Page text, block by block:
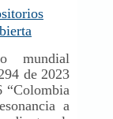
mundial
de 2023
“Colombia
a